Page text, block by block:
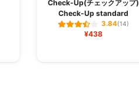
Check-Up(チェックアップ)
Check-Up standard
3.84(14)
¥438